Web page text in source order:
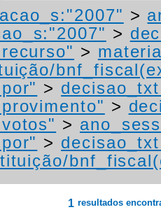
>
>
>
>
>
>
>
1 resultados